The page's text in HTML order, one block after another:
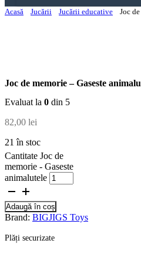
Acasă
Jucării Jucării educative Joc
Joc de memorie – Gaseste
Evaluat la 0 din 5
82,00 lei
21 în stoc
Cantitate Joc de
memorie - Gaseste
animalutele
Adaugă în coș
Brand: BIGJIGS Toys
Plăți securizate